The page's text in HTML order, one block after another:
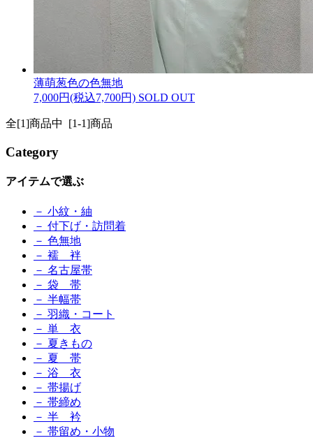
薄萌葱色の色無地
7,000円(税込7,700円) SOLD OUT
全[1]商品中 [1-1]商品
Category
アイテムで選ぶ
－ 小紋・紬
－ 付下げ・訪問着
－ 色無地
－ 襦 袢
－ 名古屋帯
－ 袋 帯
－ 半幅帯
－ 羽織・コート
－ 単 衣
－ 夏きもの
－ 夏 帯
－ 浴 衣
－ 帯揚げ
－ 帯締め
－ 半 衿
－ 帯留め・小物